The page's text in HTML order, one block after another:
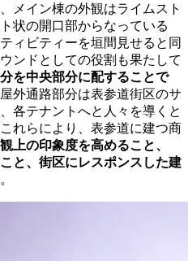
メイン棟の外観はライムスト
状の開口部からなっている
ィビティーを垣間見せると同
ンドとしての役割も果たして
を中央部分に配することで
外通路部分は表参道街区のサ
各テナントへと人々を導くと
れらにより、表参道に建つ商
上の印象度を高めること、
と、街区にレスポンスした建